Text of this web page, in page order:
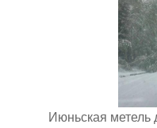
Июньская метель